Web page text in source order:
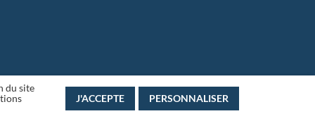
du site
J'ACCEPTE PERSONNALISER